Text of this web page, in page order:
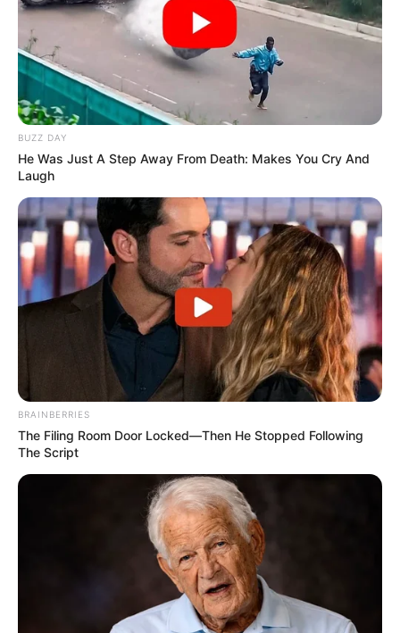
BUZZ DAY
He Was Just A Step Away From Death: Makes You Cry And
Laugh
BRAINBERRIES
The Filing Room Door Locked—Then He Stopped Following
The Script